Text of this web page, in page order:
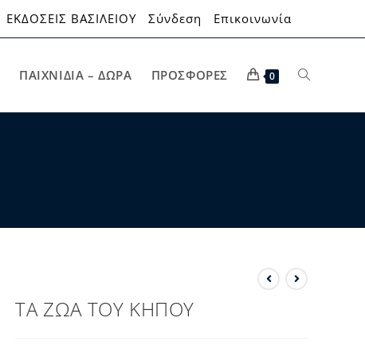
ΕΚΔΟΣΕΙΣ ΒΑΣΙΛΕΙΟΥ Σύνδεση Επικοινωνία
ΠΑΙΧΝΊΔΙΑ – ΔΏΡΑ ΠΡΟΣΦΟΡΈΣ 0
ΤΑ ΖΩΑ ΤΟΥ ΚΗΠΟΥ